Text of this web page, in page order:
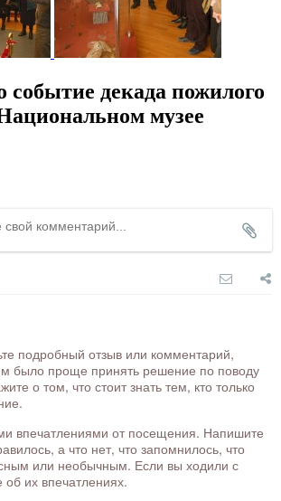
декада пожилого
музее
подробный отзыв или комментарий,
было проще принять решение по поводу
о том, что стоит знать тем, кто только
впечатлениями от посещения. Напишите
а что нет, что запомнилось, что
или необычным. Если вы ходили с
об их впечатлениях.